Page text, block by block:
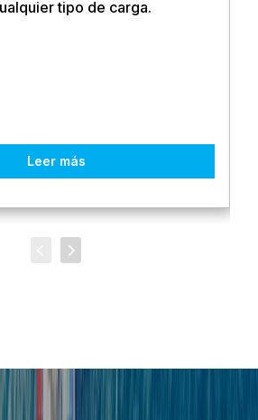
tipo de carga.
Leer más